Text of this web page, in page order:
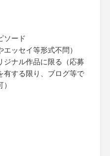
ソード
ッセイ等形式不問）
ナル作品に限る（応募
有する限り、ブログ等で